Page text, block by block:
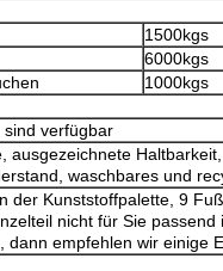
1500kgs
6000kgs
1000kgs
verfügbar
ausgezeichnete
waschbares und
der Kunststoffpalette, 9
nicht für Sie
dann empfehlen wir einige